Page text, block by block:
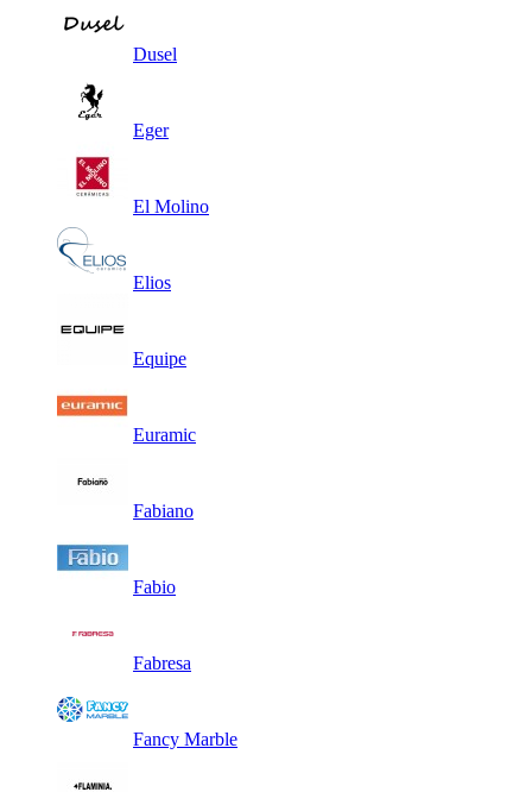
Dusel
Eger
El Molino
Elios
Equipe
Euramic
Fabiano
Fabio
Fabresa
Fancy Marble